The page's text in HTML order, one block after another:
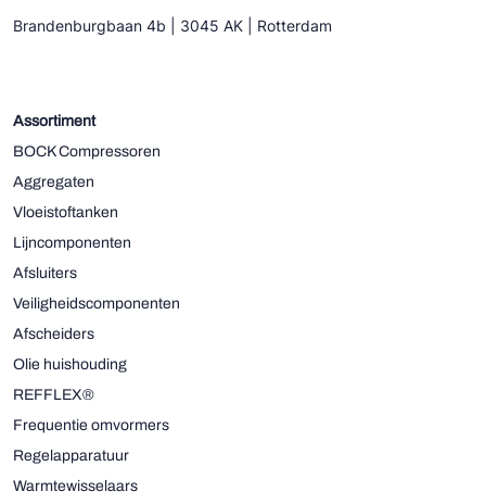
Brandenburgbaan 4b | 3045 AK | Rotterdam
Assortiment
BOCK Compressoren
Aggregaten
Vloeistoftanken
Lijncomponenten
Afsluiters
Veiligheidscomponenten
Afscheiders
Olie huishouding
REFFLEX®
Frequentie omvormers
Regelapparatuur
Warmtewisselaars